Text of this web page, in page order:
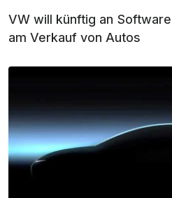
VW will künftig an
am Verkauf von Autos